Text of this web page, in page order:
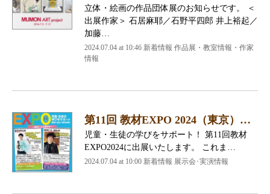
立体・絵画の作品団体展のお知らせです。 ＜
出展作家＞ 石居麻耶／石野平四郎 井上裕起／
加藤…
2024.07.04 at 10:46 新着情報 作品展・教室情報・作家
情報
第11回 教材EXPO 2024（東京）…
児童・生徒の学びをサポート！ 第11回教材
EXPO2024に出展いたします。 これま…
2024.07.04 at 10:00 新着情報 展示会･実演情報